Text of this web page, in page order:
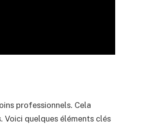
professionnels. Cela
quelques éléments clés